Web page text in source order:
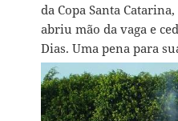
da Copa Santa
abriu mão da vaga e
Dias. Uma pena para